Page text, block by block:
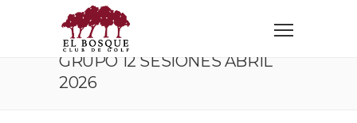
Home GRUPO 12 Sesiones ABRIL 2026
GRUPO 12 SESIONES ABRIL
2026